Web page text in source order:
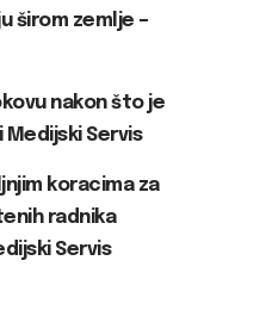
širom zemlje –
nakon što je
Servis
koracima za
radnika
Servis